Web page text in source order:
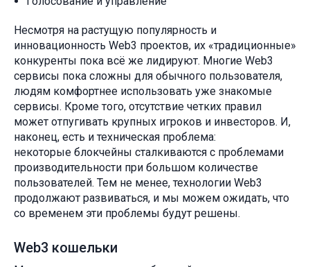
Несмотря на растущую популярность и
инновационность Web3 проектов, их «традиционные»
конкуренты пока всё же лидируют. Многие Web3
сервисы пока сложны для обычного пользователя,
людям комфортнее использовать уже знакомые
сервисы. Кроме того, отсутствие четких правил
может отпугивать крупных игроков и инвесторов. И,
наконец, есть и техническая проблема:
некоторые блокчейны сталкиваются с проблемами
производительности при большом количестве
пользователей. Тем не менее, технологии Web3
продолжают развиваться, и мы можем ожидать, что
со временем эти проблемы будут решены.
Web3 кошельки